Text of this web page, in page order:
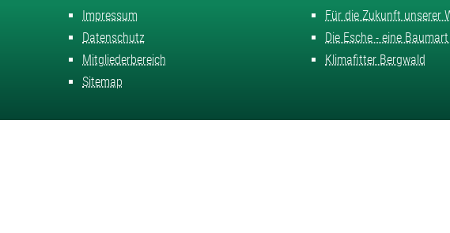
Impressum
Datenschutz
Mitgliederbereich
Sitemap
Für die Zukunft unserer
Die Esche - eine
Klimafitter Bergwald